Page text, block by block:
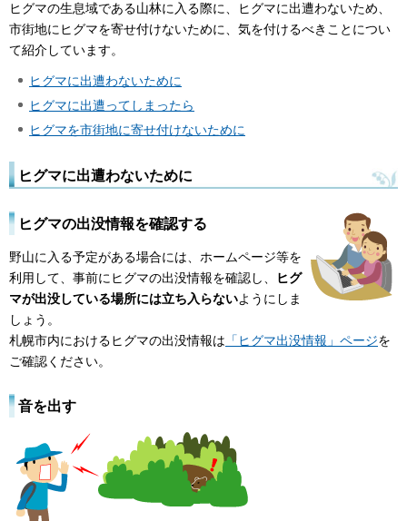
ヒグマの生息域である山林に入る際に、ヒグマに出遭わないため、
市街地にヒグマを寄せ付けないために、気を付けるべきことについ
て紹介しています。
ヒグマに出遭わないために
ヒグマに出遭ってしまったら
ヒグマを市街地に寄せ付けないために
ヒグマに出遭わないために
ヒグマの出没情報を確認する
野山に入る予定がある場合には、ホームページ等を
利用して、事前にヒグマの出没情報を確認し、
ヒグ
マが出没している場所には立ち入らないようにしま
しょう。
札幌市内におけるヒグマの出没情報は 「ヒグマ出没情報」ページを
ご確認ください。
音を出す